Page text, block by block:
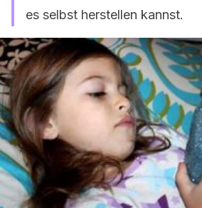
es selbst herstellen kannst.